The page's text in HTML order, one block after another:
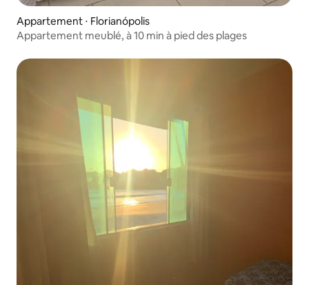
Appartement ⋅ Florianópolis
Appartement meublé, à 10 min à pied des plages